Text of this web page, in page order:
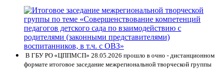
В ГБУ РО «ЦППМСП» 28.05.2026 прошло в очно - дистанционном
формате итоговое заседание межрегиональной творческой группы